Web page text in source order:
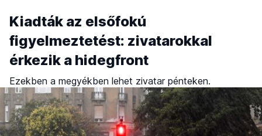
Kiadták az elsőfokú
figyelmeztetést: zivatarokkal
érkezik a hidegfront
Ezekben a megyékben lehet zivatar pénteken.